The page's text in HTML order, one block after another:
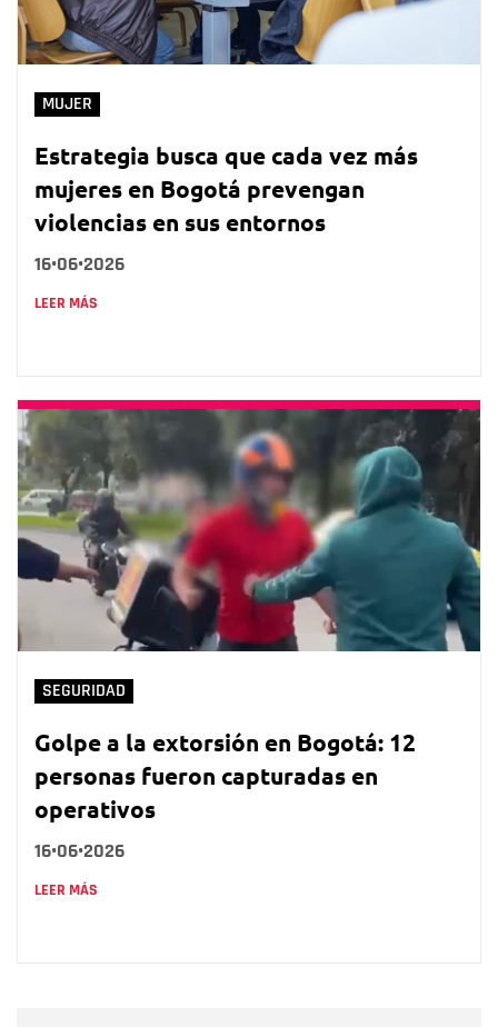
MUJER
Estrategia busca que cada vez más
mujeres en Bogotá prevengan
violencias en sus entornos
16•06•2026
LEER MÁS
SEGURIDAD
Golpe a la extorsión en Bogotá: 12
personas fueron capturadas en
operativos
16•06•2026
LEER MÁS